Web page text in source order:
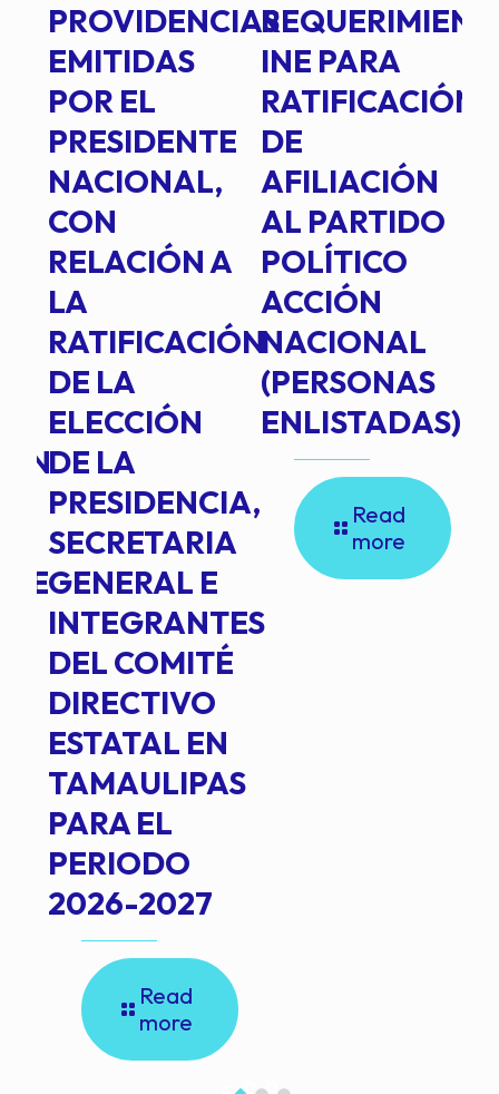
PROVIDENCIAS
EMITIDAS
POR EL
PRESIDENTE
NACIONAL,
CON
RELACIÓN A
LA
RATIFICACIÓN
DE LA
ELECCIÓN
DE LA
PRESIDENCIA,
SECRETARIA
GENERAL E
INTEGRANTES
DEL COMITÉ
DIRECTIVO
ESTATAL EN
TAMAULIPAS
PARA EL
PERIODO
2026-2027
Read
more
INE PARA
RATIFICACIÓN
DE
AFILIACIÓN
AL PARTIDO
POLÍTICO
ACCIÓN
NACIONAL
(PERSONAS
ENLISTADAS)
Read
more